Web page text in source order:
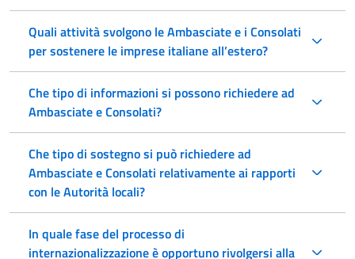
Quali attività svolgono le Ambasciate e i Consolati
per sostenere le imprese italiane all’estero?
Che tipo di informazioni si possono richiedere ad
Ambasciate e Consolati?
Che tipo di sostegno si può richiedere ad
Ambasciate e Consolati relativamente ai rapporti
con le Autorità locali?
In quale fase del processo di
internazionalizzazione è opportuno rivolgersi alla